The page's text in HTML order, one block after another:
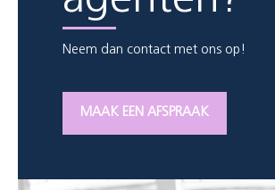
Neem dan contact met ons op!
MAAK EEN AFSPRAAK